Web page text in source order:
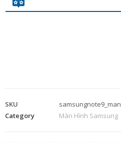
SKU
samsungnote9_man
Category
Màn Hình Samsung